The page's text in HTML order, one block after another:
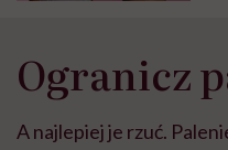
Ogranicz
A najlepiej je rzuć.